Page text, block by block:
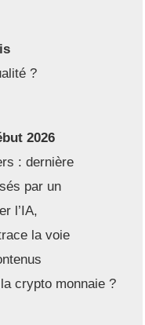
?
2026
: dernière
par un
l’IA,
la voie
crypto monnaie ?